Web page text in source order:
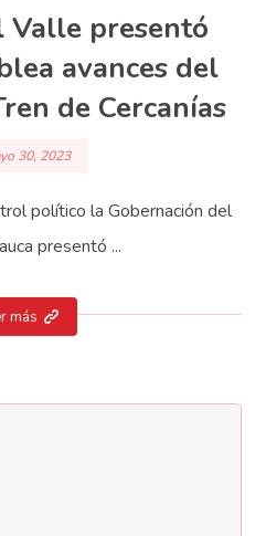
Valle presentó
avances del
de Cercanías
30, 2023
político la Gobernación del
presentó ...
más